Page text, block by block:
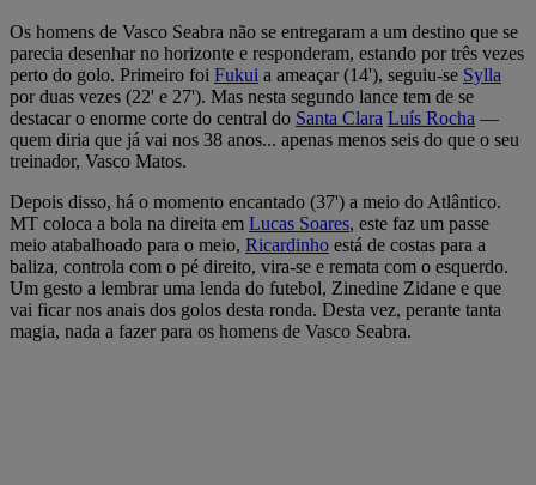
Os homens de Vasco Seabra não se entregaram a um destino que se
parecia desenhar no horizonte e responderam, estando por três vezes
perto do golo. Primeiro foi Fukui a ameaçar (14'), seguiu-se Sylla
por duas vezes (22' e 27'). Mas nesta segundo lance tem de se
destacar o enorme corte do central do Santa Clara Luís Rocha —
quem diria que já vai nos 38 anos... apenas menos seis do que o seu
treinador, Vasco Matos.
Depois disso, há o momento encantado (37') a meio do Atlântico.
MT coloca a bola na direita em Lucas Soares, este faz um passe
meio atabalhoado para o meio, Ricardinho está de costas para a
baliza, controla com o pé direito, vira-se e remata com o esquerdo.
Um gesto a lembrar uma lenda do futebol, Zinedine Zidane e que
vai ficar nos anais dos golos desta ronda. Desta vez, perante tanta
magia, nada a fazer para os homens de Vasco Seabra.